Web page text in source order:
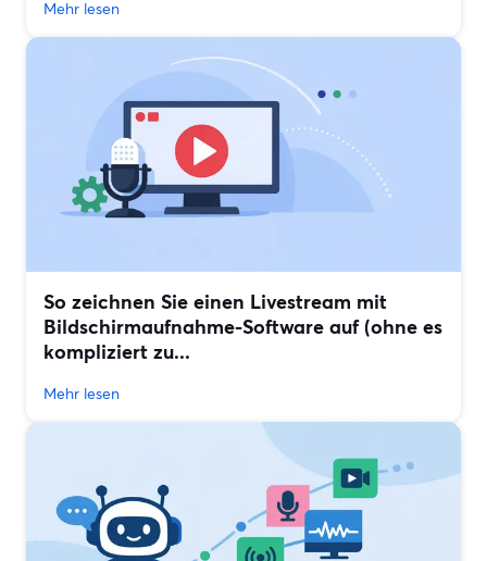
Mehr lesen
So zeichnen Sie einen Livestream mit
Bildschirmaufnahme-Software auf (ohne es
kompliziert zu...
Mehr lesen